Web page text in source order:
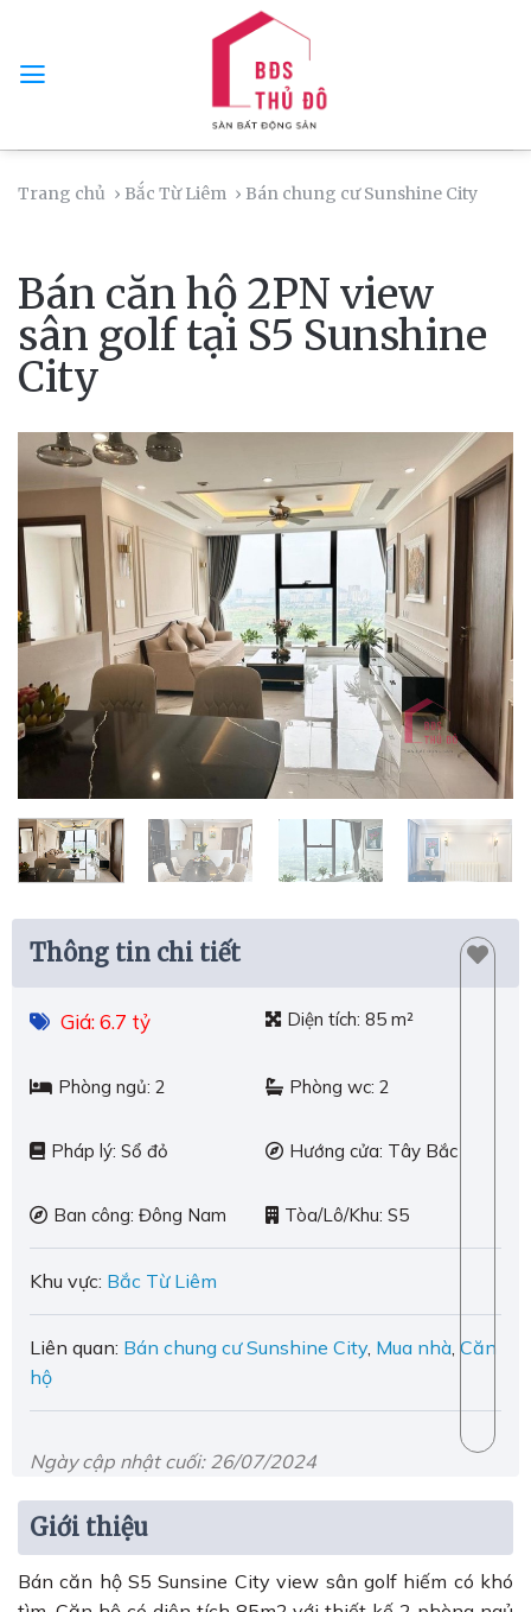
content
Trang chủ › Bắc Từ Liêm › Bán chung cư Sunshine City
Bán căn hộ 2PN view
sân golf tại S5 Sunshine
City
Thông tin chi tiết
Giá: 6.7 tỷ Diện tích: 85 m²
Phòng ngủ: 2 Phòng wc: 2
Pháp lý: Sổ đỏ Hướng cửa: Tây Bắc
Ban công: Đông Nam Tòa/Lô/Khu: S5
Khu vực: Bắc Từ Liêm
Liên quan: Bán chung cư Sunshine City, Mua nhà, Căn
hộ
Ngày cập nhật cuối: 26/07/2024
Giới thiệu
Bán căn hộ S5 Sunsine City view sân golf hiếm có khó